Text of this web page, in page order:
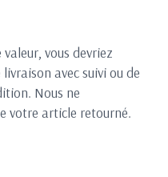
vous devriez
avec suivi ou de
Nous ne
votre article retourné.